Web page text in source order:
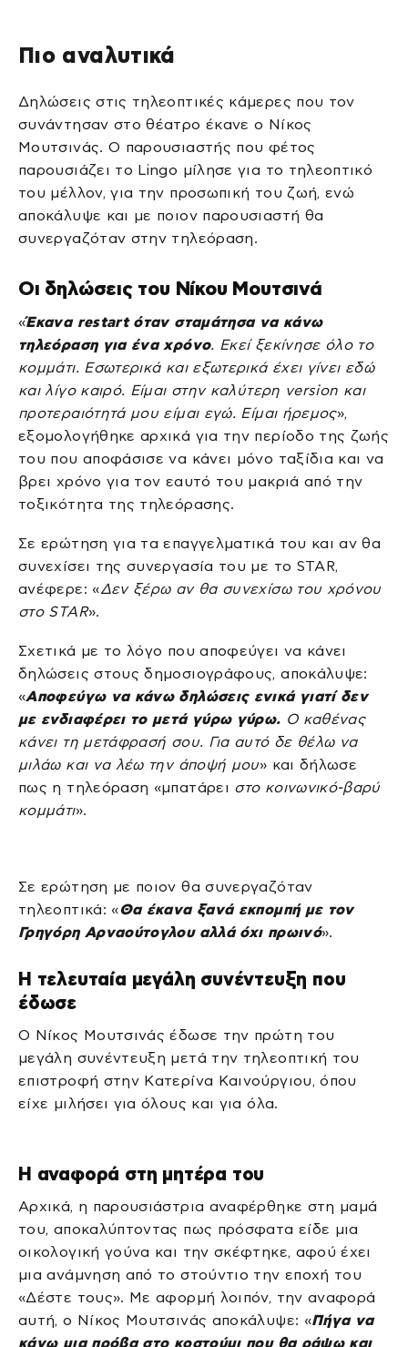
Πιο αναλυτικά
Δηλώσεις στις τηλεοπτικές κάμερες που τον
συνάντησαν στο θέατρο έκανε ο Νίκος
Μουτσινάς. Ο παρουσιαστής που φέτος
παρουσιάζει το Lingo μίλησε για το τηλεοπτικό
του μέλλον, για την προσωπική του ζωή, ενώ
αποκάλυψε και με ποιον παρουσιαστή θα
συνεργαζόταν στην τηλεόραση.
Οι δηλώσεις του Νίκου Μουτσινά
«Έκανα restart όταν σταμάτησα να κάνω
τηλεόραση για ένα χρόνο. Εκεί ξεκίνησε όλο το
κομμάτι. Εσωτερικά και εξωτερικά έχει γίνει εδώ
και λίγο καιρό. Είμαι στην καλύτερη version και
προτεραιότητά μου είμαι εγώ. Είμαι ήρεμος»,
εξομολογήθηκε αρχικά για την περίοδο της ζωής
του που αποφάσισε να κάνει μόνο ταξίδια και να
βρει χρόνο για τον εαυτό του μακριά από την
τοξικότητα της τηλεόρασης.
Σε ερώτηση για τα επαγγελματικά του και αν θα
συνεχίσει της συνεργασία του με το STAR,
ανέφερε: «Δεν ξέρω αν θα συνεχίσω του χρόνου
στο STAR».
Σχετικά με το λόγο που αποφεύγει να κάνει
δηλώσεις στους δημοσιογράφους, αποκάλυψε:
«Αποφεύγω να κάνω δηλώσεις ενικά γιατί δεν
με ενδιαφέρει το μετά γύρω γύρω. Ο καθένας
κάνει τη μετάφρασή σου. Για αυτό δε θέλω να
μιλάω και να λέω την άποψή μου» και δήλωσε
πως η τηλεόραση «μπατάρει στο κοινωνικό-βαρύ
κομμάτι».
Σε ερώτηση με ποιον θα συνεργαζόταν
τηλεοπτικά: «Θα έκανα ξανά εκπομπή με τον
Γρηγόρη Αρναούτογλου αλλά όχι πρωινό».
Η τελευταία μεγάλη συνέντευξη που
έδωσε
Ο Νίκος Μουτσινάς έδωσε την πρώτη του
μεγάλη συνέντευξη μετά την τηλεοπτική του
επιστροφή στην Κατερίνα Καινούργιου, όπου
είχε μιλήσει για όλους και για όλα.
Η αναφορά στη μητέρα του
Αρχικά, η παρουσιάστρια αναφέρθηκε στη μαμά
του, αποκαλύπτοντας πως πρόσφατα είδε μια
οικολογική γούνα και την σκέφτηκε, αφού έχει
μια ανάμνηση από το στούντιο την εποχή του
«Δέστε τους». Με αφορμή λοιπόν, την αναφορά
αυτή, ο Νίκος Μουτσινάς αποκάλυψε: «Πήγα να
κάνω μια πρόβα στο κοστούμι που θα ράψω και